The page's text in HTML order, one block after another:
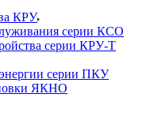
КРУ
серии КСО
серии КРУ-Т
серии ПКУ
ЯКНО